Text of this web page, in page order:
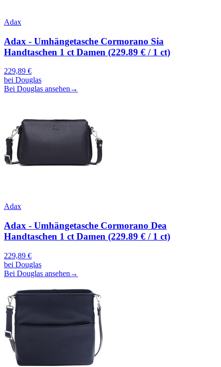
Adax
Adax - Umhängetasche Cormorano Sia
Handtaschen 1 ct Damen (229.89 € / 1 ct)
229,89 €
bei Douglas
Bei Douglas ansehen→
Adax
Adax - Umhängetasche Cormorano Dea
Handtaschen 1 ct Damen (229.89 € / 1 ct)
229,89 €
bei Douglas
Bei Douglas ansehen →